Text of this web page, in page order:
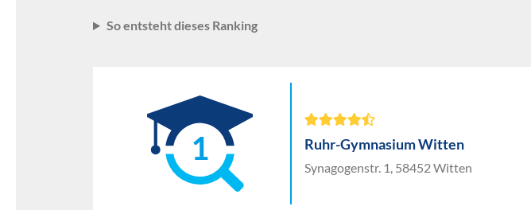
So entsteht dieses Ranking
1 Ruhr-Gymnasium Witten
Synagogenstr. 1, 58452 Witten